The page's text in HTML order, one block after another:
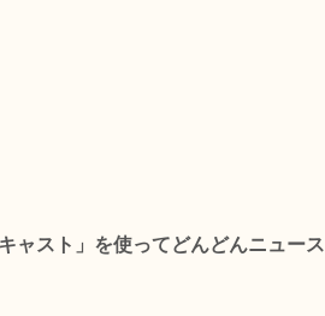
ャスト」を使ってどんどんニュース